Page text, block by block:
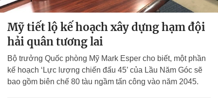
Mỹ tiết lộ kế hoạch xây dựng hạm đội
hải quân tương lai
Bộ trưởng Quốc phòng Mỹ Mark Esper cho biết, một phần
kế hoạch ‘Lực lượng chiến đấu 45’ của Lầu Năm Góc sẽ
bao gồm biên chế 80 tàu ngầm tấn công vào năm 2045.